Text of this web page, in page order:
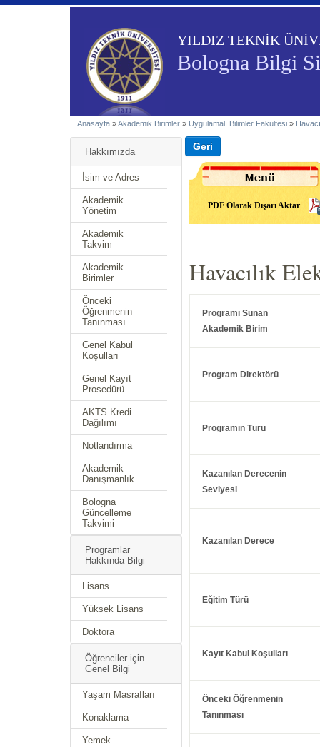
YILDIZ TEKNİK
Bologna Bilgi
Anasayfa »Akademik Birimler » Uygulamalı Bilimler Fakültesi »
Hakkımızda
İsim ve Adres
Akademik
Yönetim
Akademik
Takvim
Akademik
Birimler
Önceki
Öğrenmenin
Tanınması
Genel Kabul
Koşulları
Genel Kayıt
Prosedürü
AKTS Kredi
Dağılımı
Notlandırma
Akademik
Danışmanlık
Bologna
Güncelleme
Takvimi
Programlar
Hakkında Bilgi
Lisans
Yüksek Lisans
Doktora
Öğrenciler için
Genel Bilgi
Yaşam Masrafları
Konaklama
Yemek
PDF Olarak Dışarı Aktar
Havacılık
Programı Sunan
Akademik Birim
Program Direktörü
Programın Türü
Kazanılan Derecenin
Seviyesi
Kazanılan Derece
Eğitim Türü
Kayıt Kabul Koşulları
Önceki Öğrenmenin
Tanınması